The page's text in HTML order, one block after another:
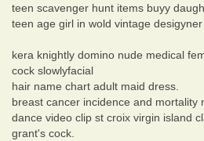
teen scavenger hunt items buyy
teen age girl in wold vintage
kera knightly domino nude medical
cock slowlyfacial
hair name chart adult maid dress.
breast cancer incidence and mortality
dance video clip st croix virgin island
grant's cock.